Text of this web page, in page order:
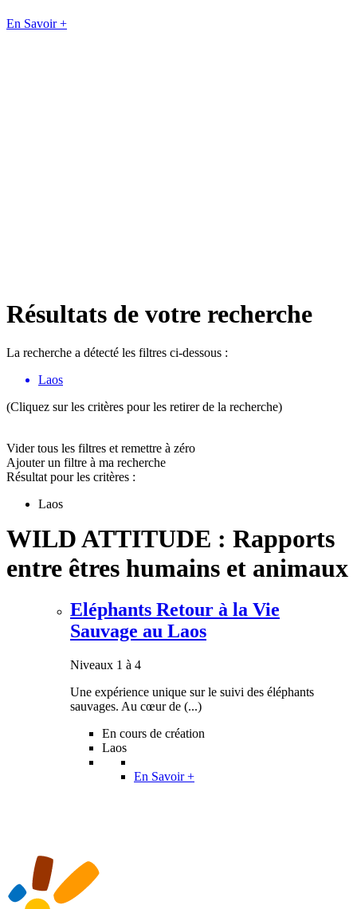
En Savoir +
Résultats de votre recherche
La recherche a détecté les filtres ci-dessous :
Laos
(Cliquez sur les critères pour les retirer de la recherche)
Vider tous les filtres et remettre à zéro
Ajouter un filtre à ma recherche
Résultat pour les critères :
Laos
WILD ATTITUDE : Rapports
entre êtres humains et animaux
Eléphants Retour à la Vie
Sauvage au Laos
Niveaux 1 à 4
Une expérience unique sur le suivi des éléphants
sauvages. Au cœur de (...)
En cours de création
Laos
En Savoir +